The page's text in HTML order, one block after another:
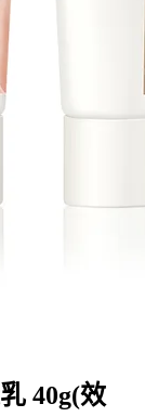
40g(效